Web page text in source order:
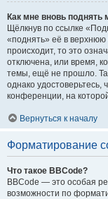
Как мне вновь поднять
Щёлкнув по ссылке
«поднять» её в верхнюю
происходит, то это
отключена, или время,
темы, ещё не прошло.
однако
конференции, на
Вернуться к началу
Форматирование
Что такое BBCode?
BBCode — это особая
возможности по